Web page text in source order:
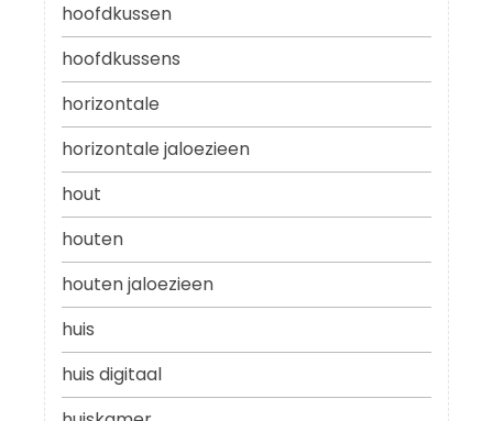
hoofdkussen
hoofdkussens
horizontale
horizontale jaloezieen
hout
houten
houten jaloezieen
huis
huis digitaal